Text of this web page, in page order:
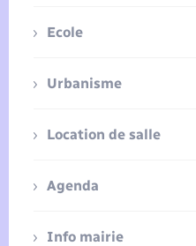
Ecole
Urbanisme
Location de salle
Agenda
Info mairie